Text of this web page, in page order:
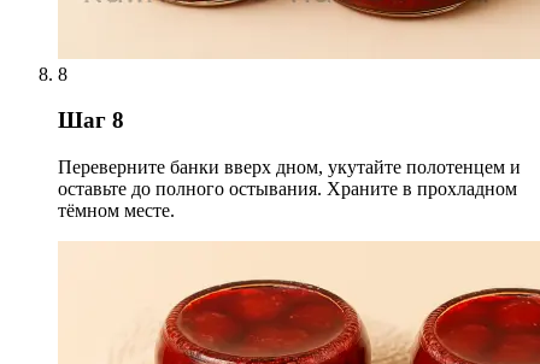
8
Шаг 8
Переверните банки вверх дном, укутайте полотенцем и
оставьте до полного остывания. Храните в прохладном
тёмном месте.